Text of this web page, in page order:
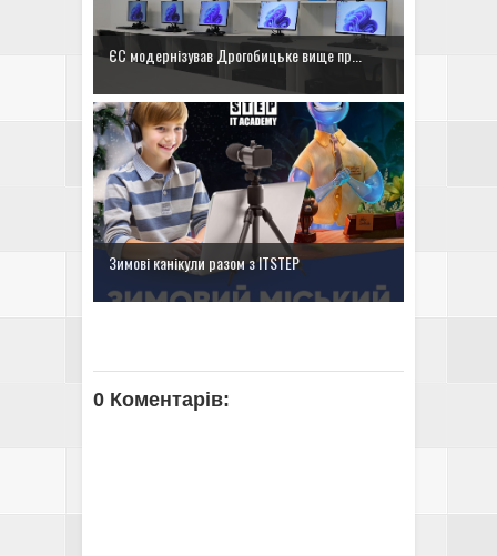
ЄС модернізував Дрогобицьке вище пр...
Зимові канікули разом з ІТSTEP
0 Коментарів: